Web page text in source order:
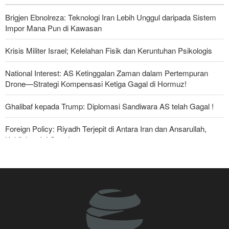
Brigjen Ebnolreza: Teknologi Iran Lebih Unggul daripada Sistem
Impor Mana Pun di Kawasan
Krisis Militer Israel; Kelelahan Fisik dan Keruntuhan Psikologis
National Interest: AS Ketinggalan Zaman dalam Pertempuran
Drone—Strategi Kompensasi Ketiga Gagal di Hormuz!
Ghalibaf kepada Trump: Diplomasi Sandiwara AS telah Gagal !
Foreign Policy: Riyadh Terjepit di Antara Iran dan Ansarullah,
Kebijakan Ini Gagal
Yahya Saree: Kami Hancurkan Posisi Pasukan Bayaran Saudi
dengan Rudal Balistik dan Drone